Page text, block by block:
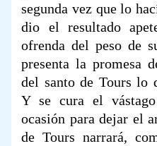
segunda vez que lo
dio el resultado
ofrenda del peso de
presenta la promesa
del santo de Tours lo
Y se cura el
ocasión para dejar el
de Tours narrará,